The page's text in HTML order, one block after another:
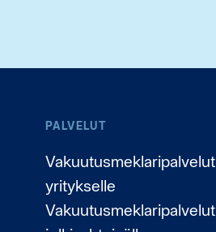
PALVELUT
Vakuutusmeklaripalvelut
yritykselle
Vakuutusmeklaripalvelut